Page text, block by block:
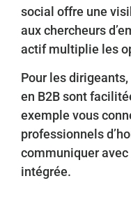
social offre une
aux chercheurs
actif multiplie les
Pour les
en B2B sont
exemple vous
professionnels
communiquer
intégrée.